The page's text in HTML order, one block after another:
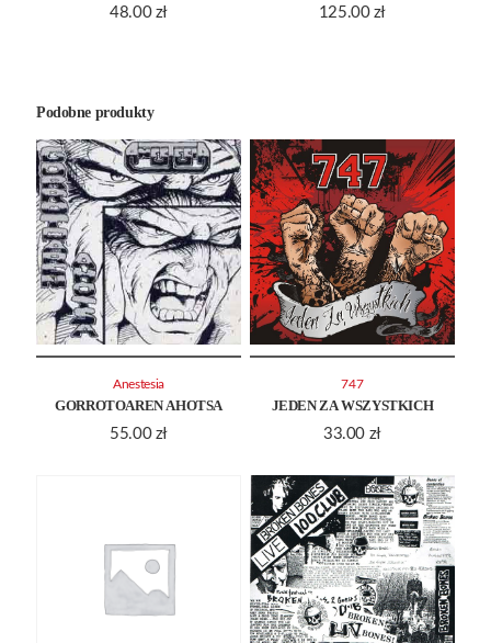
48.00 zł 125.00 zł
Podobne produkty
GORROTOAREN AHOTSA
55.00 zł
Anestesia
JEDEN ZA WSZYSTKICH
33.00 zł
747